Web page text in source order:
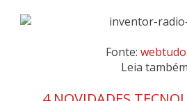
Fonte:
Leia